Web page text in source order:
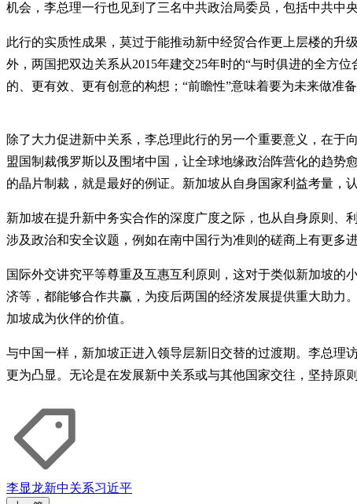
机会，李总理一行也见到了三名中共政治局委员，包括中共中
此行的实质性成果，莫过于能推动新中经贸合作更上层楼的升
外，两国把双边关系从2015年建交25年时的“与时俱进的全方
的、更有效、更有创意的构想；“前瞻性”意味着要为未来做准
除了大力促进新中关系，李总理此行的另一个重要意义，在
盟国制裁俄罗斯以及围堵中国，让全球地缘政治阵营化的趋势
的晶片制裁，就是最好的例证。新加坡从自身国家利益考量，
新加坡在提升新中务实合作的深度广度之际，也从自身原则、
涉及政治和安全议题，例如在南中国行为准则的磋商上有更多
国际外交讲究平等尊重及互惠互利原则，这对于类似新加坡
济等，都能够合作共赢，为疫后两国的经济发展提供重大助力
加坡成为伙伴的价值。
与中国一样，新加坡正进入领导层新旧交替的过渡期。李总理
更为凸显。无论是在发展新中关系或与其他国家交往，坚持原
李显龙新中关系习近平